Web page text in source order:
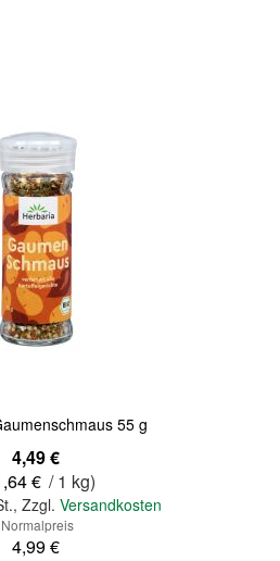
55 g
4,49 €
€ / 1 kg)
, Zzgl. Versandkosten
Normalpreis
4,99 €